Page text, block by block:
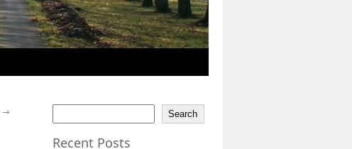
→ Search
Recent Posts